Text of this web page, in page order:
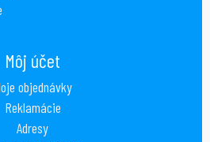
Môj účet
objednávky
Reklamácie
Adresy